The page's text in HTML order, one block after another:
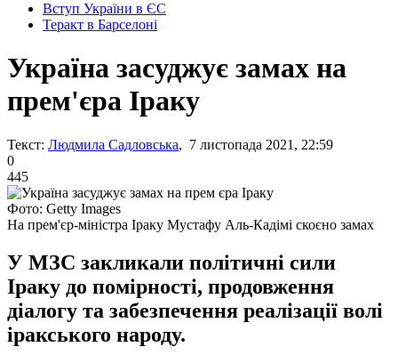
Вступ України в ЄС
Теракт в Барселоні
Україна засуджує замах на
прем'єра Іраку
Текст: Людмила Садловська, 7 листопада 2021, 22:59
0
445
Фото: Getty Images
На прем'єр-міністра Іраку Мустафу Аль-Кадімі скоєно замах
У МЗС закликали політичні сили
Іраку до помірності, продовження
діалогу та забезпечення реалізації волі
іракського народу.